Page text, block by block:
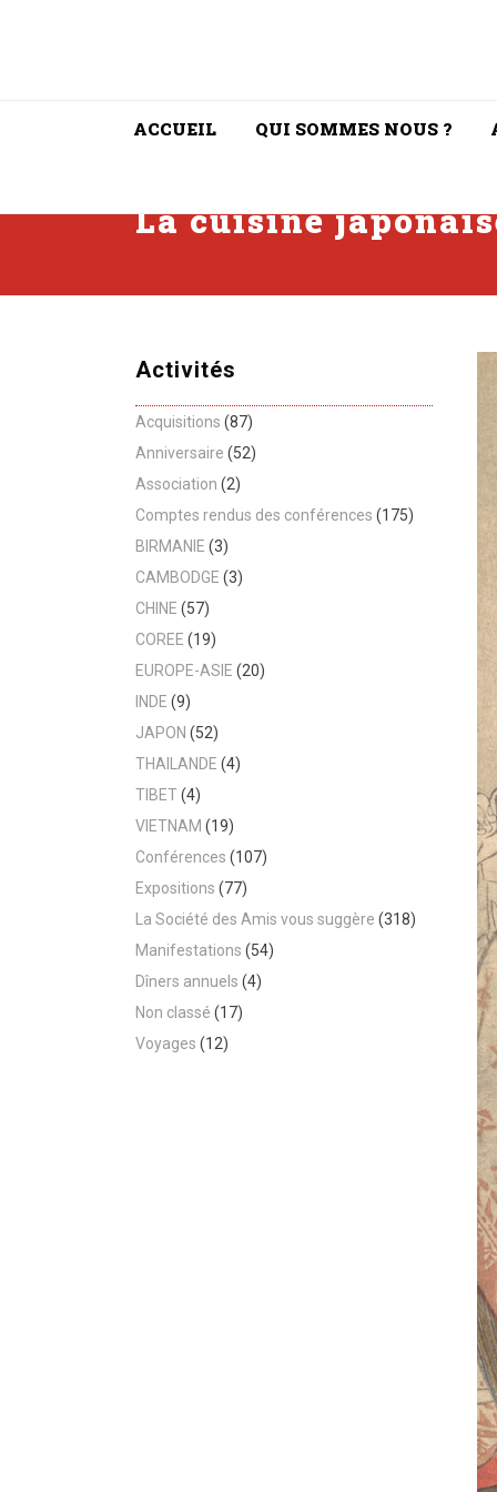
ACCUEIL QUI SOMMES NOUS ?
La cuisine
Activités
Acquisitions (87)
Anniversaire (52)
Association (2)
Comptes rendus des conférences (175)
BIRMANIE (3)
CAMBODGE (3)
CHINE (57)
COREE (19)
EUROPE-ASIE (20)
INDE (9)
JAPON (52)
THAILANDE (4)
TIBET(4)
VIETNAM (19)
Conférences (107)
Expositions (77)
La Société des Amis vous suggère (318)
Manifestations (54)
Dîners annuels (4)
Non classé (17)
Voyages (12)